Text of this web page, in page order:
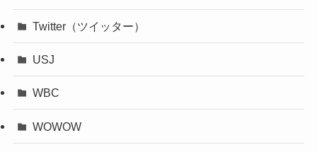
Twitter（ツイッター）
USJ
WBC
WOWOW